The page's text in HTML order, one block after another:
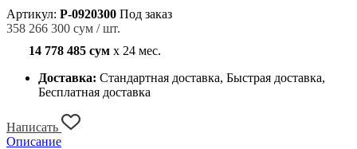
Артикул: P-0920300 Под заказ
358 266 300 сум / шт.
14 778 485 сум x 24 мес.
Доставка: Стандартная доставка, Быстрая доставка,
Бесплатная доставка
Написать
Описание